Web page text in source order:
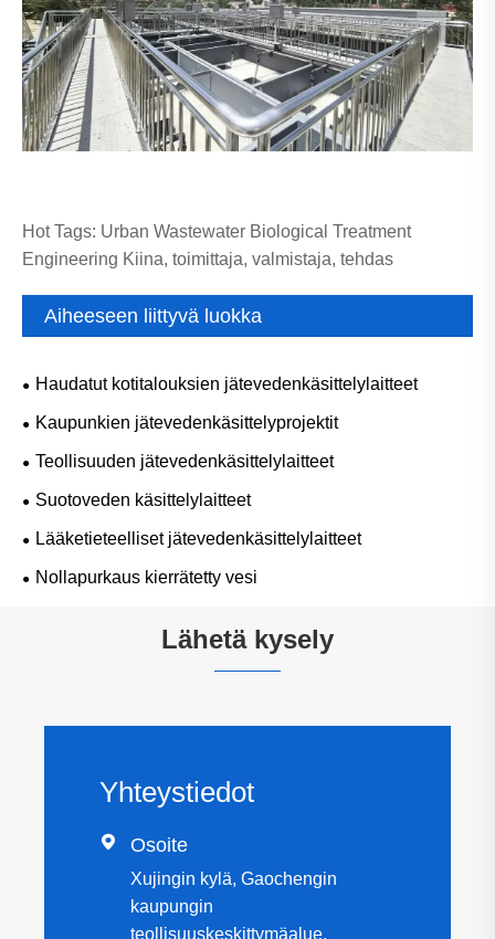
Hot Tags: Urban Wastewater Biological Treatment
Engineering Kiina, toimittaja, valmistaja, tehdas
Aiheeseen liittyvä luokka
Haudatut kotitalouksien jätevedenkäsittelylaitteet
Kaupunkien jätevedenkäsittelyprojektit
Teollisuuden jätevedenkäsittelylaitteet
Suotoveden käsittelylaitteet
Lääketieteelliset jätevedenkäsittelylaitteet
Nollapurkaus kierrätetty vesi
Lähetä kysely
Yhteystiedot
 Osoite
Xujingin kylä, Gaochengin
kaupungin
teollisuuskeskittymäalue,